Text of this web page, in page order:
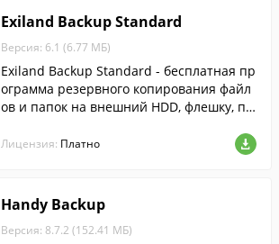
Exiland Backup Standard
Версия: 6.1 (6.77 МБ)
Exiland Backup Standard - бесплатная пр
ограмма резервного копирования файл
ов и папок на внешний HDD, флешку, по
Лицензия: Платно
Handy Backup
Версия: 8.7.2 (152.41 МБ)